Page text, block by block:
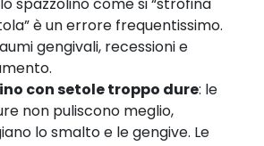
è un errore frequentissimo.
gengivali, recessioni e
con setole troppo dure: le
non puliscono meglio,
lo smalto e le gengive. Le